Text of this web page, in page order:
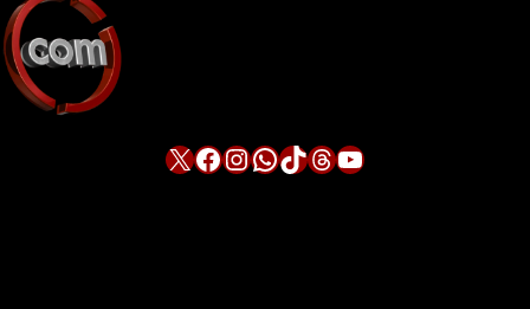
X Facebook InstagramWhatsApp TikTok Threads YouTube